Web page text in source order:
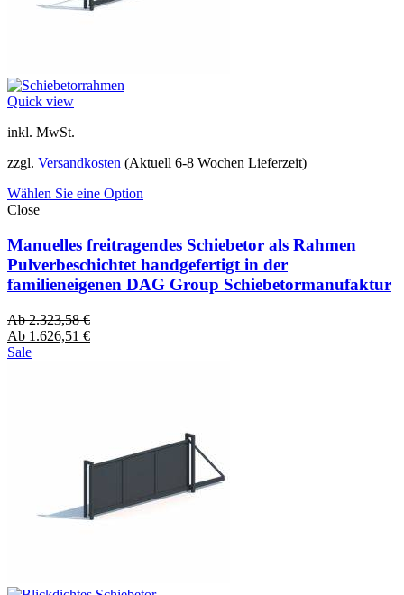
Quick view
inkl. MwSt.
zzgl. Versandkosten (Aktuell 6-8 Wochen Lieferzeit)
Wählen Sie eine Option
Close
Manuelles freitragendes Schiebetor als Rahmen
Pulverbeschichtet handgefertigt in der
familieneigenen DAG Group Schiebetormanufaktur
Ab2.323,58€
Ab 1.626,51 €
Sale